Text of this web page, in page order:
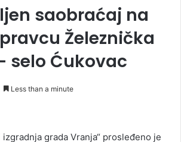
saobraćaj na
Železnička
selo Ćukovac
Less than a minute
izgradnja grada Vranja“ prosleđeno je